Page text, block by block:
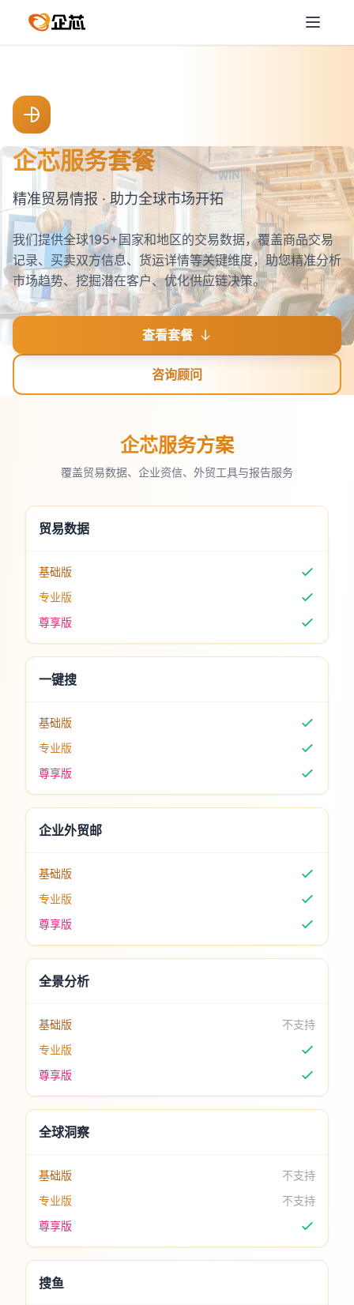
企芯服务套餐
精准贸易情报 · 助力全球市场开拓
我们提供全球195+国家和地区的交易数据，覆盖商品交易
记录、买卖双方信息、货运详情等关键维度，助您精准分析
市场趋势、挖掘潜在客户、优化供应链决策。
查看套餐
咨询顾问
企芯服务方案
覆盖贸易数据、企业资信、外贸工具与报告服务
贸易数据
基础版
专业版
尊享版
一键搜
基础版
专业版
尊享版
企业外贸邮
基础版
专业版
尊享版
全景分析
基础版
不支持
专业版
尊享版
全球洞察
基础版
不支持
专业版
不支持
尊享版
搜鱼